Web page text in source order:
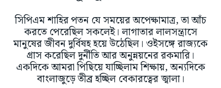
সিপিএম শাহির পতন যে সময়ের অপেক্ষামাত্র, তা আঁচ
করতে পেরেছিল সকলেই। লাগাতার লালসন্ত্রাসে
মানুষের জীবন দুর্বিষহ হয়ে উঠেছিল। ওইসঙ্গে রাজ্যকে
গ্রাস করেছিল দুর্নীতি আর অনুন্নয়নের রকমারি।
একদিকে আমরা পিছিয়ে যাচ্ছিলাম শিক্ষায়, অন্যদিকে
বাংলাজুড়ে তীব্র হচ্ছিল বেকারত্বের জ্বালা।